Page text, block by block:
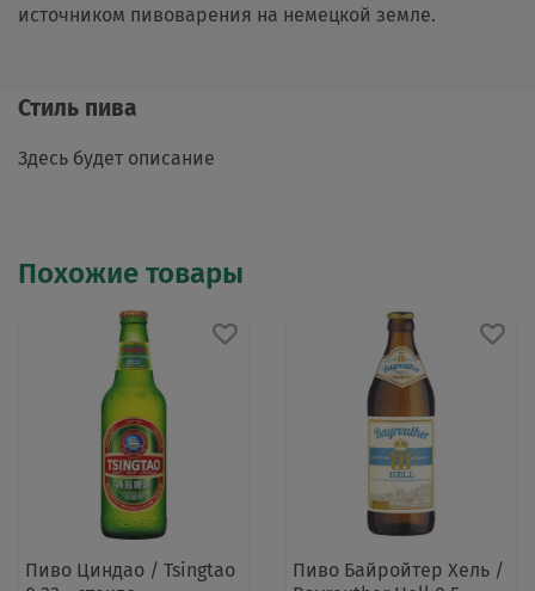
источником пивоварения на немецкой земле.
Стиль пива
Здесь будет описание
Похожие товары
Пиво Циндао / Tsingtao
Пиво Байройтер Хель /